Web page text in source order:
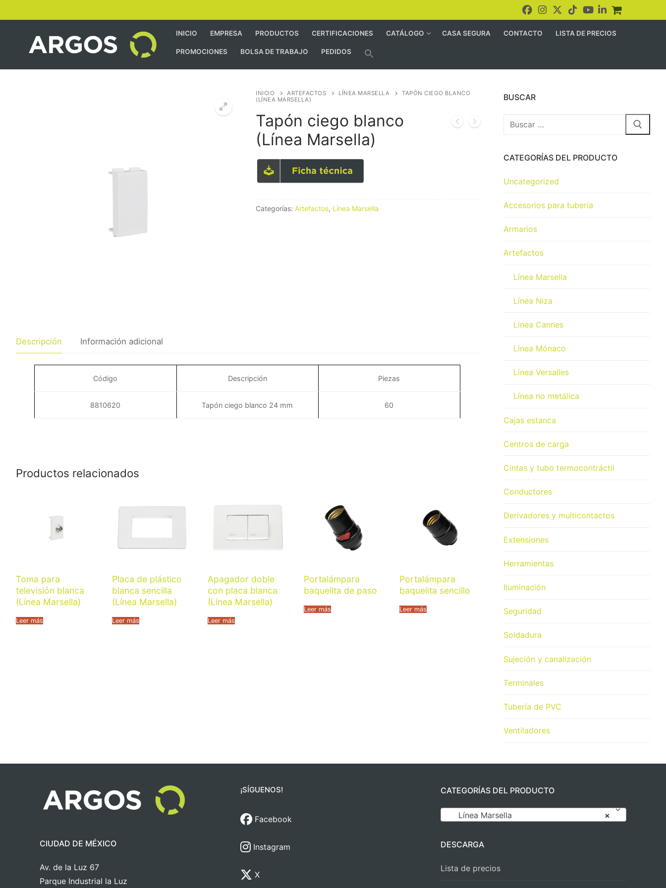
INICIO EMPRESA PRODUCTOS CERTIFICACIONES CATÁLOGO CASA SEGURA CONTACTO LISTA DE PRECIOS
PROMOCIONES BOLSA DE TRABAJO PEDIDOS
INICIO ARTEFACTOS LÍNEA MARSELLA
TAPÓN CIEGO BLANCO
(LÍNEA MARSELLA)
Tapón ciego blanco
(Línea Marsella)
Categorías: Artefactos, Línea Marsella
Descripción Información adicional
Código Descripción Piezas
8810620 Tapón ciego blanco 24 mm 60
Productos relacionados
Toma para
televisión blanca
(Línea Marsella)
Leer más
Placa de plástico
blanca sencilla
(Línea Marsella)
Leer más
Apagador doble
con placa blanca
(Línea Marsella)
Leer más
Portalámpara
baquelita de paso
Leer más
Portalámpara
baquelita sencillo
Leer más
BUSCAR
CATEGORÍAS DEL PRODUCTO
Uncategorized
Accesorios para tubería
Armarios
Artefactos
Línea Marsella
Línea Niza
Línea Cannes
Línea Mónaco
Línea Versalles
Línea no metálica
Cajas estanca
Centros de carga
Cintas y tubo termocontráctil
Conductores
Derivadores y multicontactos
Extensiones
Herramientas
Iluminación
Seguridad
Soldadura
Sujeción y canalización
Terminales
Tubería de PVC
Ventiladores
CIUDAD DE MÉXICO
Av. de la Luz 67
Parque Industrial la Luz
¡SÍGUENOS!
Facebook
Instagram
X
CATEGORÍAS DEL PRODUCTO
×
Línea Marsella
DESCARGA
Lista de precios